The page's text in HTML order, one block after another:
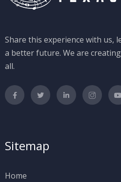
Share this experience with us,
a better future. We are
all.
Sitemap
Home